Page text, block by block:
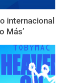
internacional
Más’